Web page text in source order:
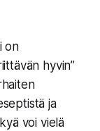
on
hyvin”
ja
voi vielä